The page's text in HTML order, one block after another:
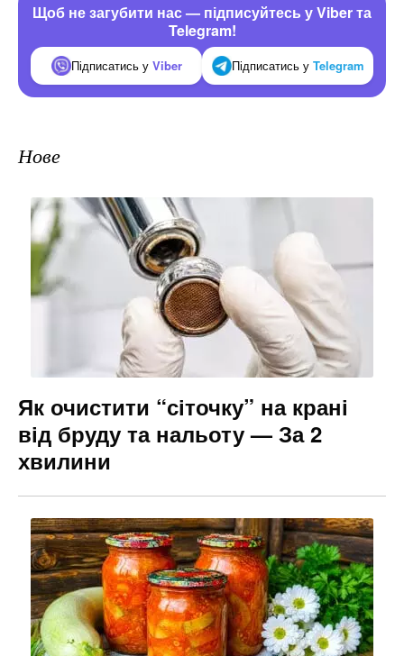
Щоб не загубити нас — підписуйтесь у Viber та
Telegram!
Підписатись у Viber Підписатись у Telegram
Нове
Як очистити “сіточку” на крані
від бруду та нальоту — За 2
хвилини